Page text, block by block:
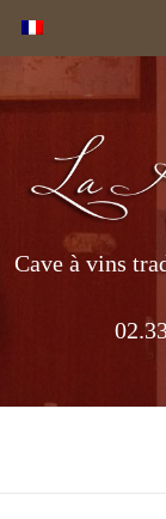
Cave à vins
Cookies